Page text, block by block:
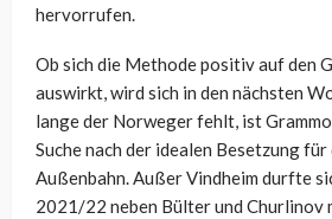
hervorrufen.
Ob sich die Methode positiv auf den
auswirkt, wird sich in den nächsten
lange der Norweger fehlt, ist
Suche nach der idealen Besetzung
Außenbahn. Außer Vindheim durfte
2021/22 neben Bülter und Churlinov